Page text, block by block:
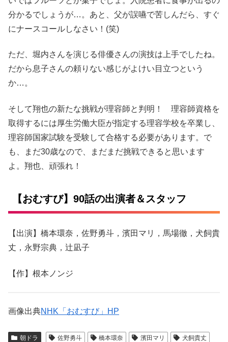
分かるでしょうが…。あと、父が誤嚥で苦しんだら、すぐ
にナースコールしなさい！(笑)
ただ、堀内さんを演じる俳優さんの演技は上手でしたね。
だから息子さんの頼りない感じがよけい目立つという
か…。
そして翔也の新たな挑戦が理容師と判明！ 理容師資格を
取得するには厚生労働大臣が指定する理容学校を卒業し、
理容師国家試験を受験して合格する必要があります。で
も、まだ30歳なので、まだまだ挑戦できると思います
よ。翔也、頑張れ！
【おむすび】90話の出演者＆スタッフ
【出演】橋本環奈，佐野勇斗，濱田マリ，馬場徹，犬飼貴
丈，永野宗典，辻凪子
【作】根本ノンジ
画像出典NHK「おむすび」HP
朝ドラ 佐野勇斗 橋本環奈 濱田マリ
犬飼貴丈